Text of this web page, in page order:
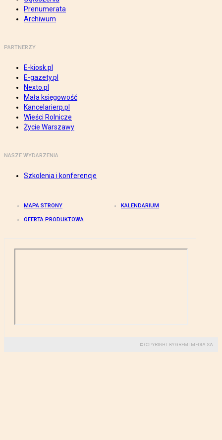
Prenumerata
Archiwum
PARTNERZY
E-kiosk.pl
E-gazety.pl
Nexto.pl
Mała księgowość
Kancelarierp.pl
Wieści Rolnicze
Życie Warszawy
NASZE WYDARZENIA
Szkolenia i konferencje
MAPA STRONY KALENDARIUM
OFERTA PRODUKTOWA
© COPYRIGHT BY GREMI MEDIA SA